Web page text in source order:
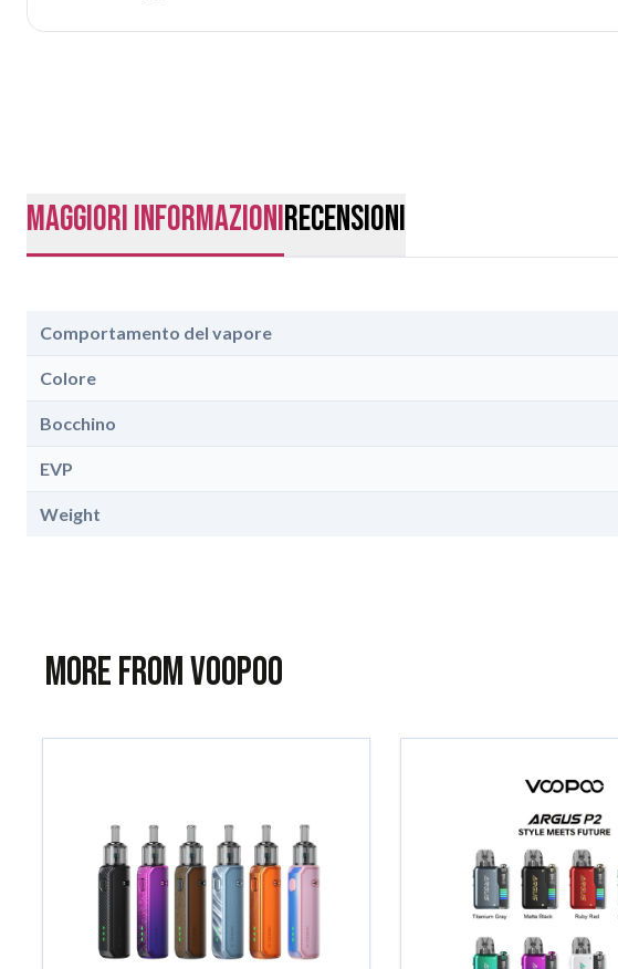
Maggiori InformazioniRecensioni
Comportamento del vapore
Colore
Bocchino
EVP
Weight
More from Voopoo